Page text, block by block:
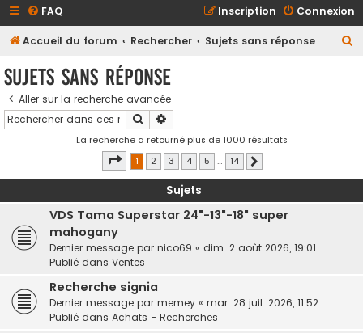
FAQ Connexion
Inscription
Accueil du forum Rechercher Sujets sans réponse
Sujets sans réponse
Aller sur la recherche avancée
Rechercher
La recherche a retourné plus de 1000 résultats
Page
1sur14
1 2 3 4 5 … 14
Sujets
VDS Tama Superstar 24"-13"-18" super
mahogany
Dernier message par nico69 « dim. 2 août 2026, 19:01
Publié dans Ventes
Recherche signia
Dernier message par memey « mar. 28 juil. 2026, 11:52
Publié dans Achats - Recherches